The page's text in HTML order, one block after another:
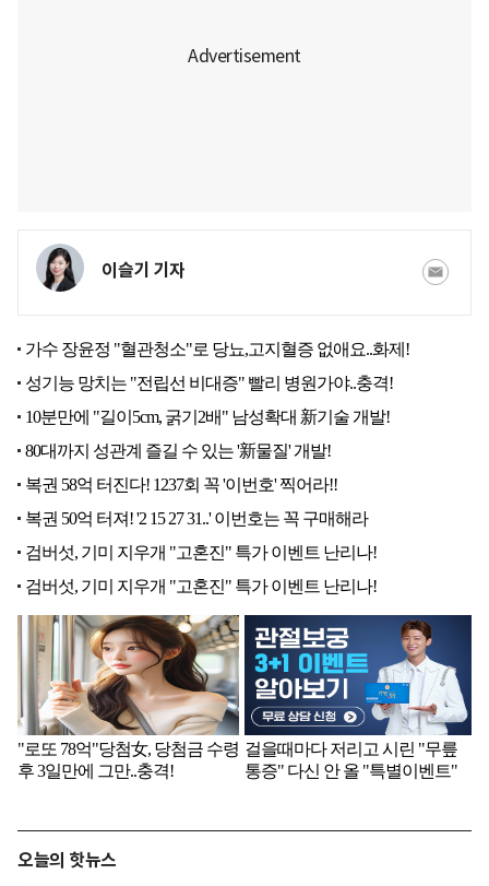
이슬기 기자
오늘의 핫뉴스